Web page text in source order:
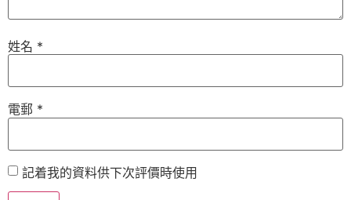
姓名 *
電郵 *
記着我的資料供下次評價時使用